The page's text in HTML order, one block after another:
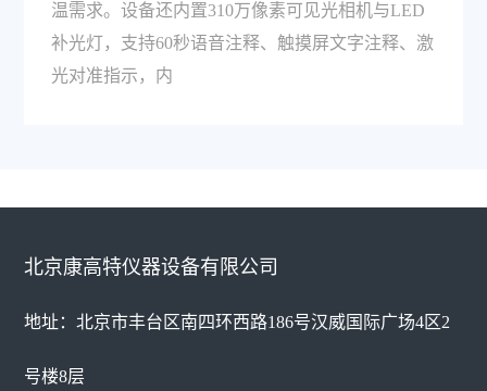
温需求。设备还内置310万像素可见光相机与LED
补光灯，支持60秒语音注释、触摸屏文字注释、激
光对准指示，内
北京康高特仪器设备有限公司
地址：北京市丰台区南四环西路186号汉威国际广场4区2
号楼8层